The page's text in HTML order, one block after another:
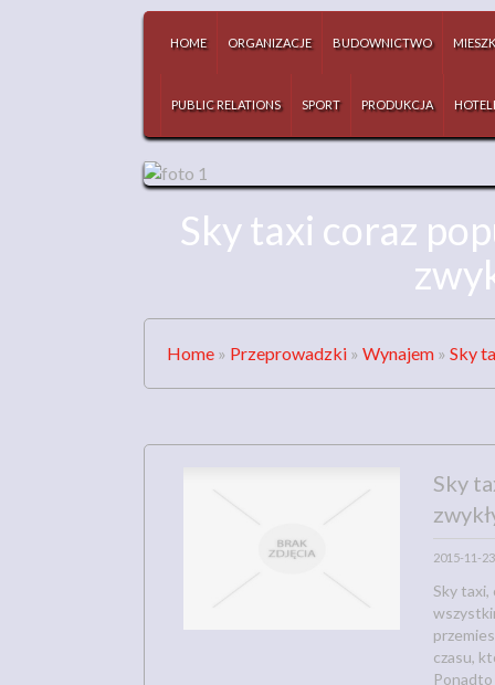
HOME ORGANIZACJE BUDOWNICTWO
PUBLIC RELATIONS SPORT PRODUKCJA
Sky taxi coraz
Home » Przeprowadzki » Wynajem » Sky
Sky
2015-11-23
Sky taxi,
czasu,